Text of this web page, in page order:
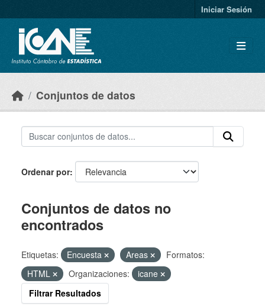
Iniciar Sesión
Conjuntos de datos
Ordenar por
Conjuntos de datos no
encontrados
Etiquetas: Encuesta Areas
Formatos:
HTML
Organizaciones:
icane
Filtrar Resultados